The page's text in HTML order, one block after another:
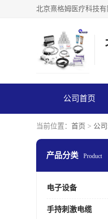
公司首页
当前位置： 首页 > 公
产品分类 Product
电子设备
手持刺激电缆